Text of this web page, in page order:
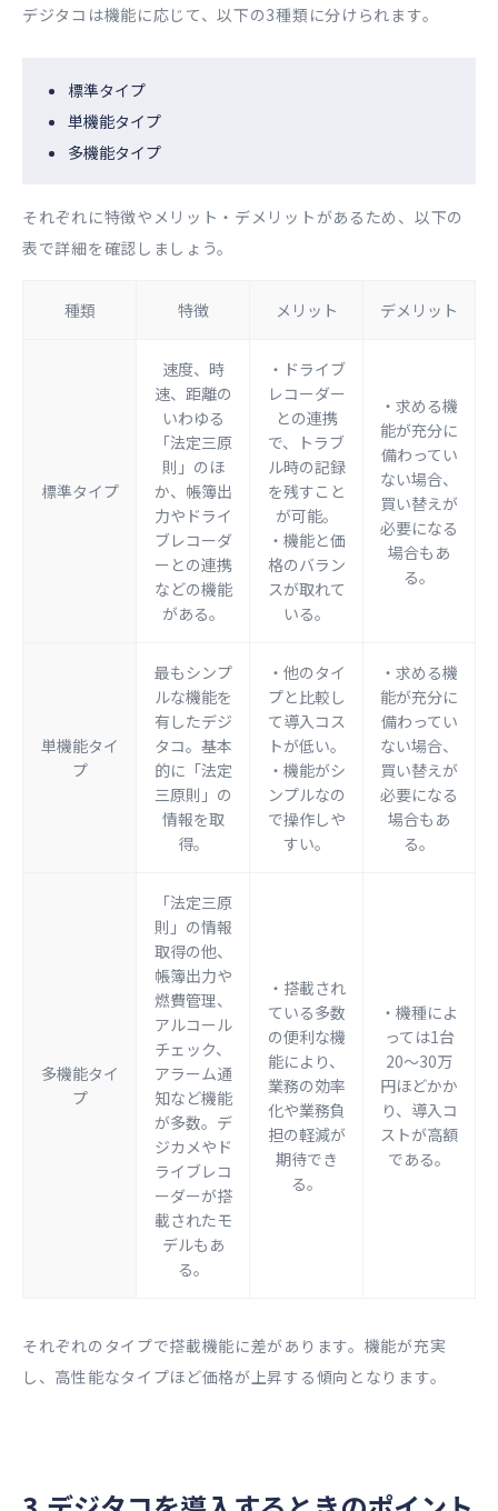
デジタコは機能に応じて、以下の3種類に分けられます。
標準タイプ
単機能タイプ
多機能タイプ
それぞれに特徴やメリット・デメリットがあるため、以下の
表で詳細を確認しましょう。
種類 ​特徴 ​​メリット ​​デメリット
標準タイプ
速度、時
速、距離の
いわゆる
「法定三原
則」のほ
か、帳簿出
力やドライ
ブレコーダ
ーとの連携
などの機能
がある。
・ドライブ
レコーダー
との連携
で、トラブ
ル時の記録
を残すこと
が可能。
・機能と価
格のバラン
スが取れて
いる。
・求める機
能が充分に
備わってい
ない場合、
買い替えが
必要になる
場合もあ
る。
単機能タイ
プ
最もシンプ
ルな機能を
有したデジ
タコ。基本
的に「法定
三原則」の
情報を取
得。
・他のタイ
プと比較し
て導入コス
トが低い。
・機能がシ
ンプルなの
で操作しや
すい。
・求める機
能が充分に
備わってい
ない場合、
買い替えが
必要になる
場合もあ
る。
多機能タイ
プ
「法定三原
則」の情報
取得の他、
帳簿出力や
燃費管理、
アルコール
チェック、
アラーム通
知など機能
が多数。デ
ジカメやド
ライブレコ
ーダーが搭
載されたモ
デルもあ
る。
・搭載され
ている多数
の便利な機
能により、
業務の効率
化や業務負
担の軽減が
期待でき
る。
・機種によ
っては1台
20〜30万
円ほどかか
り、導入コ
ストが高額
である。
それぞれのタイプで搭載機能に差があります。機能が充実
し、高性能なタイプほど価格が上昇する傾向となります。